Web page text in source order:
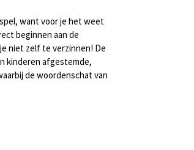
want voor je het weet
beginnen aan de
niet zelf te verzinnen! De
kinderen afgestemde,
de woordenschat van